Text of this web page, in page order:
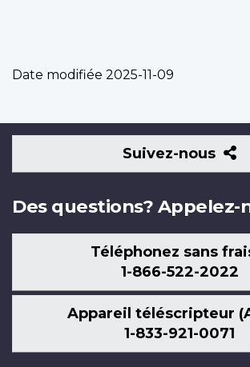
Date modifiée 2025-11-09
Suivez-nous
Des questions? Appelez-
Téléphonez sans
1-866-522-2022
Appareil téléscripteur
1-833-921-0071